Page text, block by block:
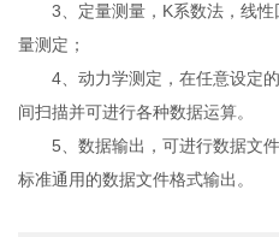
3、定量测量，K系数法，线性
量测定；
4、动力学测定，在任意设定的
间扫描并可进行各种数据运算。
5、数据输出，可进行数据文件
标准通用的数据文件格式输出。